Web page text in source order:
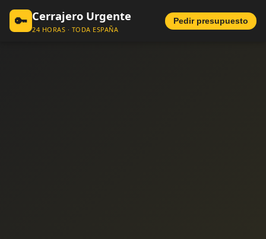
🔑 Cerrajero Urgente
24 HORAS · TODA ESPAÑA
Pedir presupuesto